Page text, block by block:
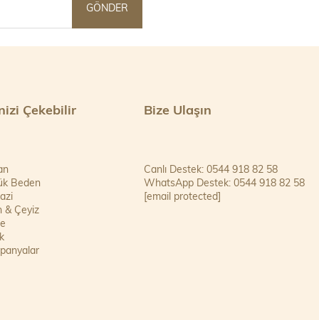
GÖNDER
Çekebilir
Beden
& Çeyiz
Bize Ulaşın
Canlı Destek: 0544 918 82 58
WhatsApp Destek: 0544 918 82 58
[email protected]